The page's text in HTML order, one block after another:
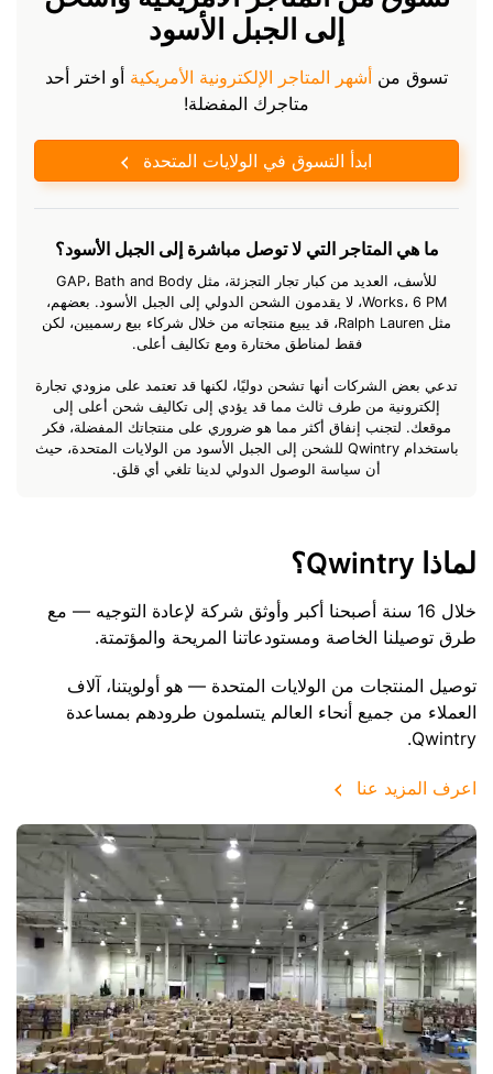
إلى الجبل الأسود
تسوق من أشهر المتاجر الإلكترونية الأمريكية أو اختر أحد
متاجرك المفضلة!
ابدأ التسوق في الولايات المتحدة
ما هي المتاجر التي لا توصل مباشرة إلى الجبل الأسود؟
للأسف، العديد من كبار تجار التجزئة، مثل GAP، Bath and Body
Works، 6 PM، لا يقدمون الشحن الدولي إلى الجبل الأسود. بعضهم،
مثل Ralph Lauren، قد يبيع منتجاته من خلال شركاء بيع رسميين، لكن
فقط لمناطق مختارة ومع تكاليف أعلى.
تدعي بعض الشركات أنها تشحن دوليًا، لكنها قد تعتمد على مزودي تجارة
إلكترونية من طرف ثالث مما قد يؤدي إلى تكاليف شحن أعلى إلى
موقعك. لتجنب إنفاق أكثر مما هو ضروري على منتجاتك المفضلة، فكر
باستخدام Qwintry للشحن إلى الجبل الأسود من الولايات المتحدة، حيث
أن سياسة الوصول الدولي لدينا تلغي أي قلق.
لماذا Qwintry؟
خلال 16 سنة أصبحنا أكبر وأوثق شركة لإعادة التوجيه — مع
طرق توصيلنا الخاصة ومستودعاتنا المريحة والمؤتمتة.
توصيل المنتجات من الولايات المتحدة — هو أولويتنا، آلاف
العملاء من جميع أنحاء العالم يتسلمون طرودهم بمساعدة
Qwintry.
اعرف المزيد عنا